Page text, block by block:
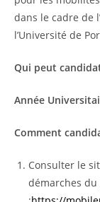
dans le cadre de
l’Université de
Qui peut
Année
Comment
Consulter le
démarches